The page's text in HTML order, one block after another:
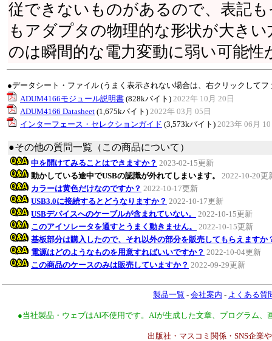
従できないものがあるので、表記
もアダプタの物理的な形状が大き
のは瞬間的な電力変動に弱い可能性
●データシート・ファイル (うまく表示されない場合は、右クリックして
ADUM4166モジュール説明書 (828kバイト) 2022年 10月 20日
ADUM4166 Datasheet (1,675kバイト) 2022年 03月 05日
インターフェース・セレクションガイド (3,573kバイト) 2023年 06月
●その他の質問一覧（この商品について）
中を開けてみることはできますか？ 2023-02-15更新
動かしている途中でUSBの認識が外れてしまいます。
2022-10-20更
カラーは黄色だけなのですか？ 2022-10-17更新
USB3.0に接続するとどうなりますか？ 2022-10-17更新
USBデバイスへのケーブルが含まれていない。
2022-10-15更新
このアイソレータを通すとうまく動きません。
2022-10-15更新
基板部分は購入したので、それ以外の部分を販売してもらえますか
電源はどのようなものを用意すればいいですか？ 2022-10-04更新
この商品のケースのみは販売していますか？ 2022-09-29更新
製品一覧 - 会社案内 - よくある質
●当社製品・ウェブはAI不使用です。AIが生成した文章、プログラム
出版社・マスコミ関係・SNS企業